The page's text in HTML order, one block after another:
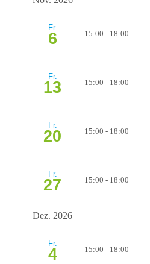
Fr.
6 15:00 - 18:00
Fr.
13 15:00 - 18:00
Fr.
20 15:00 - 18:00
Fr.
27 15:00 - 18:00
Dez. 2026
Fr.
4 15:00 - 18:00